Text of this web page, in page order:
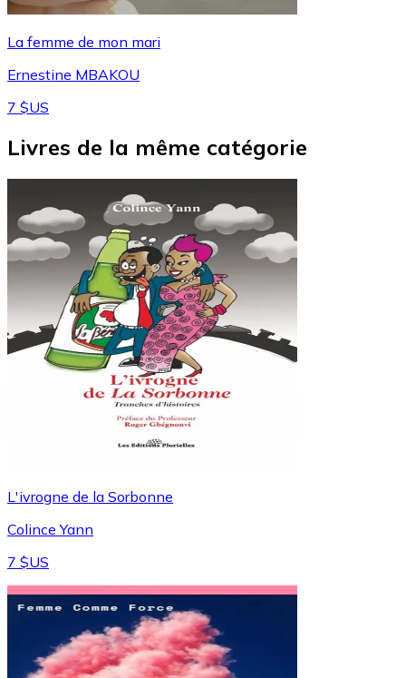
La femme de mon mari
Ernestine MBAKOU
7 $US
Livres de la même catégorie
L'ivrogne de la Sorbonne
Colince Yann
7 $US